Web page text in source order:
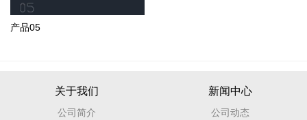
产品05
关于我们
公司简介
新闻中心
公司动态